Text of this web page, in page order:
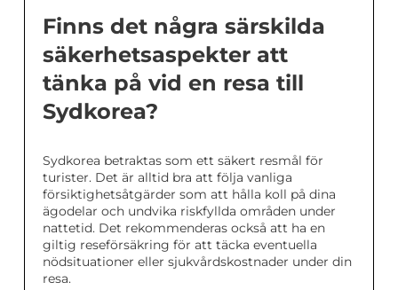
Finns det några särskilda
säkerhetsaspekter att
tänka på vid en resa till
Sydkorea?
Sydkorea betraktas som ett säkert resmål för
turister. Det är alltid bra att följa vanliga
försiktighetsåtgärder som att hålla koll på dina
ägodelar och undvika riskfyllda områden under
nattetid. Det rekommenderas också att ha en
giltig reseförsäkring för att täcka eventuella
nödsituationer eller sjukvårdskostnader under din
resa.